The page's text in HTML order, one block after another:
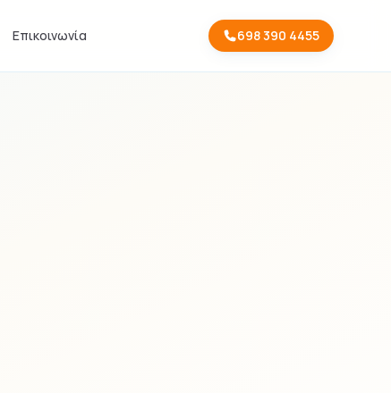
Επικοινωνία 698 390 4455